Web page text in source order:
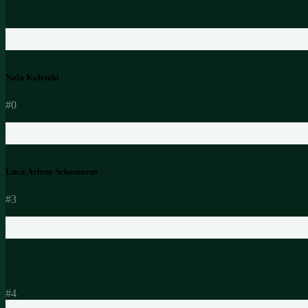
Nala Koletzki
#0
Luca Arlene Schomerus
#3
#4